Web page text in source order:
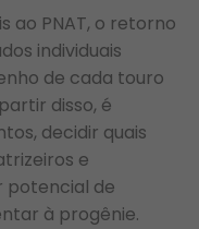
ao PNAT, o retorno
individuais
de cada touro
disso, é
decidir quais
e
potencial de
à progênie.